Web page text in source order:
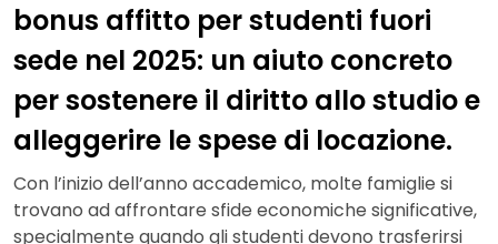
bonus affitto per studenti fuori
sede nel 2025: un aiuto concreto
per sostenere il diritto allo studio e
alleggerire le spese di locazione.
Con l’inizio dell’anno accademico, molte famiglie si
trovano ad affrontare sfide economiche significative,
specialmente quando gli studenti devono trasferirsi